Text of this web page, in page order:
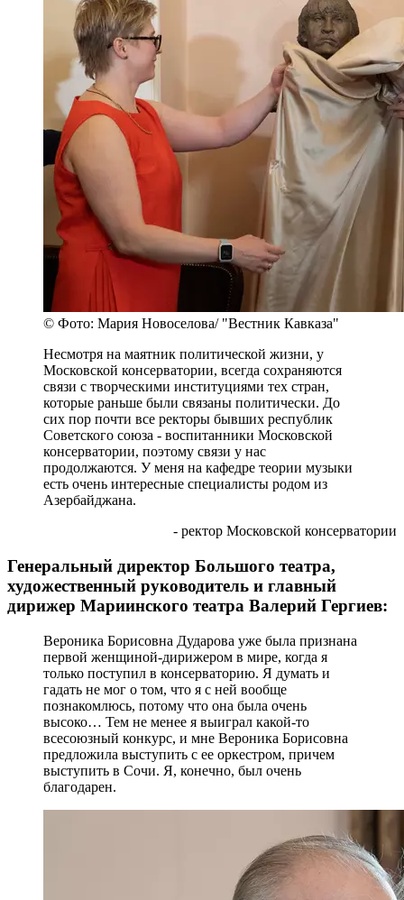
© Фото: Мария Новоселова/ "Вестник Кавказа"
Несмотря на маятник политической жизни, у
Московской консерватории, всегда сохраняются
связи с творческими институциями тех стран,
которые раньше были связаны политически. До
сих пор почти все ректоры бывших республик
Советского союза - воспитанники Московской
консерватории, поэтому связи у нас
продолжаются. У меня на кафедре теории музыки
есть очень интересные специалисты родом из
Азербайджана.
- ректор Московской консерватории
Генеральный директор Большого театра,
художественный руководитель и главный
дирижер Мариинского театра Валерий Гергиев:
Вероника Борисовна Дударова уже была признана
первой женщиной-дирижером в мире, когда я
только поступил в консерваторию. Я думать и
гадать не мог о том, что я с ней вообще
познакомлюсь, потому что она была очень
высоко… Тем не менее я выиграл какой-то
всесоюзный конкурс, и мне Вероника Борисовна
предложила выступить с ее оркестром, причем
выступить в Сочи. Я, конечно, был очень
благодарен.